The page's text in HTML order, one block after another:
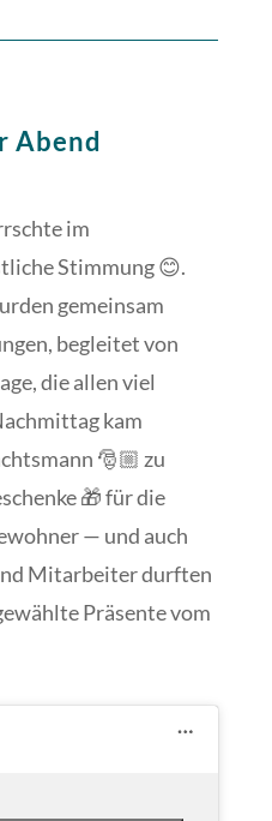
Abend
im
Stimmung 😊.
gemeinsam
begleitet von
die allen viel
kam
🎅🏼 zu
🎁 für die
— und auch
Mitarbeiter durften
Präsente vom